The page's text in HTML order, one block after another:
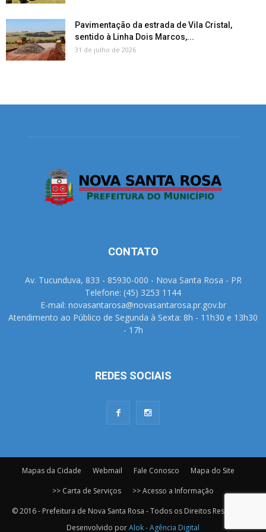
Pavimentação da estrada de Vila Cristal,
sentido à Linha Dois Marcos,...
31 de julho de 2026
CONTATO
Av. Tucunduva, 833 - 85930-000 - Nova Santa Rosa - PR
Telefone: (45) 3253 1144
E-mail: novasantarosa@novasantarosa.pr.gov.br
Atendimento ao Público de Segunda à Sexta: 8h - 11h30 e 13h30
- 17h
REDES SOCIAIS
Mapas da Cidade Webmail Fale Conosco
Mapa do Site
>> Carta de Serviços
>> Acesso a Informação
© 2016 - Prefeitura de Nova Santa Rosa - Todos os Direitos Reservados.
Desenvolvido porAlok - Agência Digital